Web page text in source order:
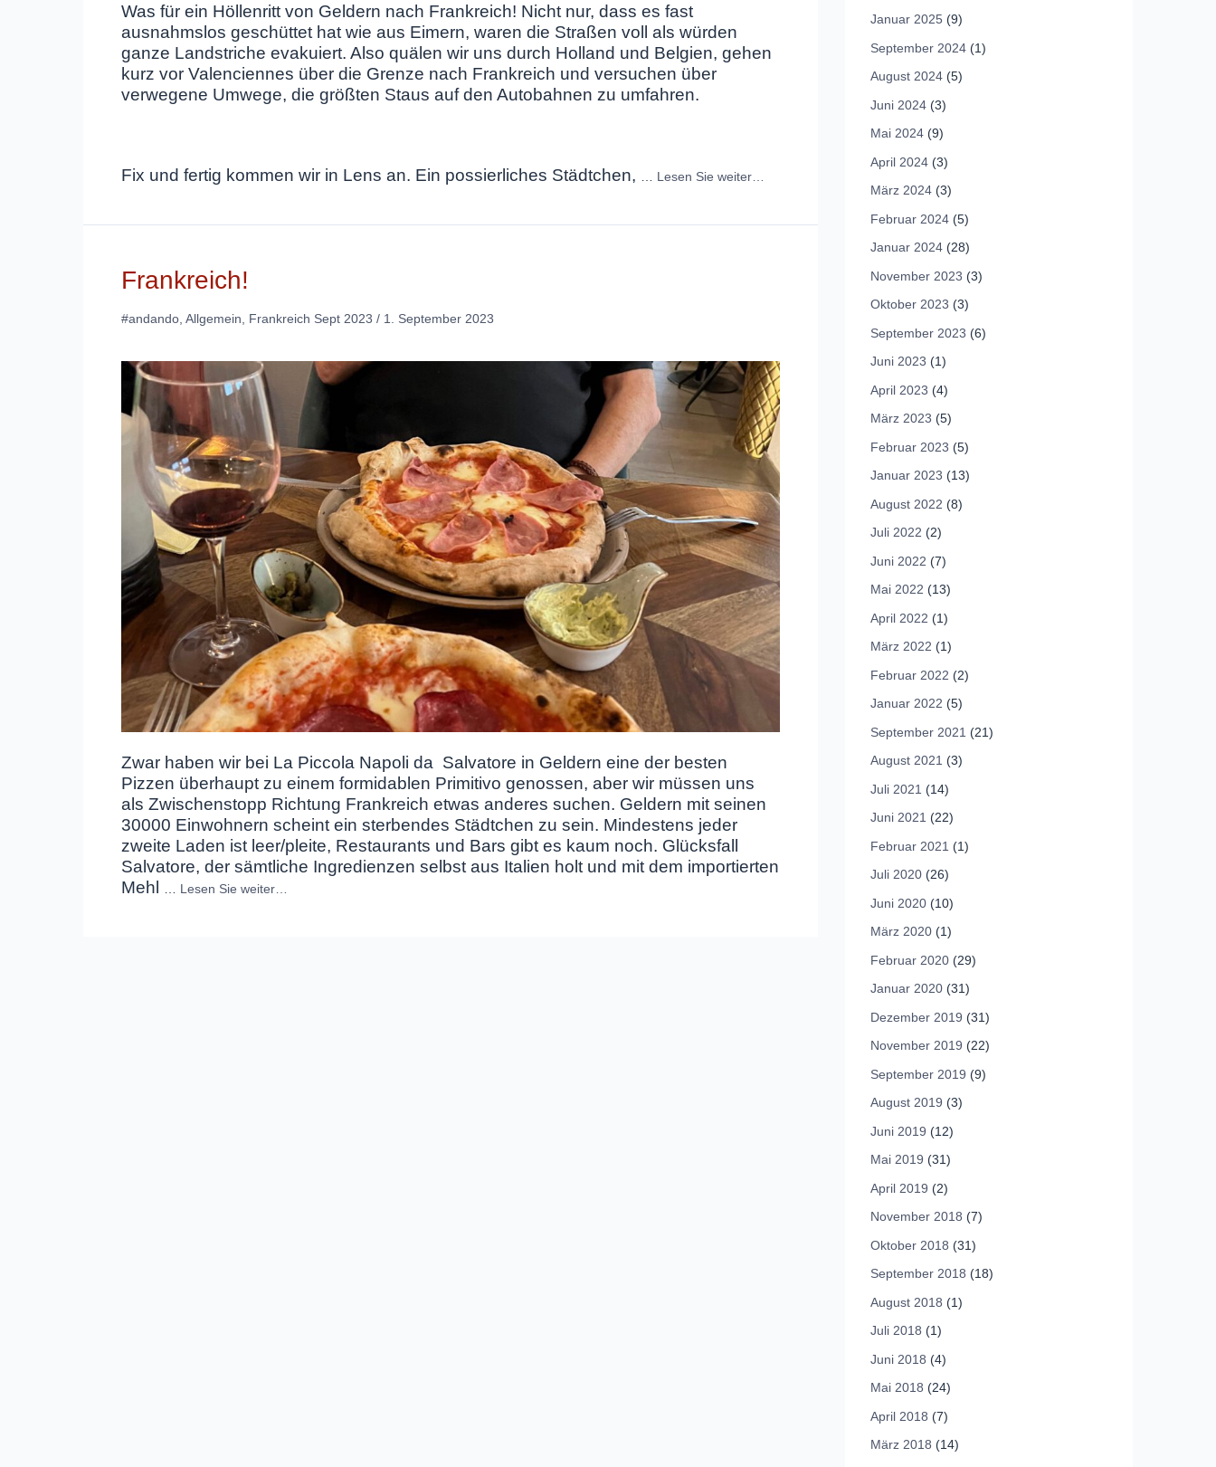
Was für ein Höllenritt von Geldern nach Frankreich! Nicht nur, dass es fast
ausnahmslos geschüttet hat wie aus Eimern, waren die Straßen voll als würden
ganze Landstriche evakuiert. Also quälen wir uns durch Holland und Belgien, gehen
kurz vor Valenciennes über die Grenze nach Frankreich und versuchen über
verwegene Umwege, die größten Staus auf den Autobahnen zu umfahren.
Fix und fertig kommen wir in Lens an. Ein possierliches Städtchen, … Lesen Sie weiter…
Frankreich!
#andando, Allgemein, Frankreich Sept 2023 / 1. September 2023
Zwar haben wir bei La Piccola Napoli da Salvatore in Geldern eine der besten
Pizzen überhaupt zu einem formidablen Primitivo genossen, aber wir müssen uns
als Zwischenstopp Richtung Frankreich etwas anderes suchen. Geldern mit seinen
30000 Einwohnern scheint ein sterbendes Städtchen zu sein. Mindestens jeder
zweite Laden ist leer/pleite, Restaurants und Bars gibt es kaum noch. Glücksfall
Salvatore, der sämtliche Ingredienzen selbst aus Italien holt und mit dem importierten
Mehl
Lesen Sie weiter…
Januar 2025 (9)
September 2024 (1)
August 2024 (5)
Juni 2024 (3)
Mai 2024 (9)
April 2024 (3)
März 2024 (3)
Februar 2024 (5)
Januar 2024 (28)
November 2023 (3)
Oktober 2023 (3)
September 2023 (6)
Juni 2023 (1)
April 2023 (4)
März 2023 (5)
Februar 2023 (5)
Januar 2023 (13)
August 2022 (8)
Juli 2022 (2)
Juni 2022 (7)
Mai 2022 (13)
April 2022 (1)
März 2022 (1)
Februar 2022 (2)
Januar 2022 (5)
September 2021 (21)
August 2021 (3)
Juli 2021 (14)
Juni 2021 (22)
Februar 2021 (1)
Juli 2020 (26)
Juni 2020 (10)
März 2020 (1)
Februar 2020 (29)
Januar 2020 (31)
Dezember 2019 (31)
November 2019 (22)
September 2019 (9)
August 2019 (3)
Juni 2019 (12)
Mai 2019 (31)
April 2019 (2)
November 2018 (7)
Oktober 2018 (31)
September 2018 (18)
August 2018 (1)
Juli 2018 (1)
Juni 2018 (4)
Mai 2018 (24)
April 2018 (7)
März 2018 (14)